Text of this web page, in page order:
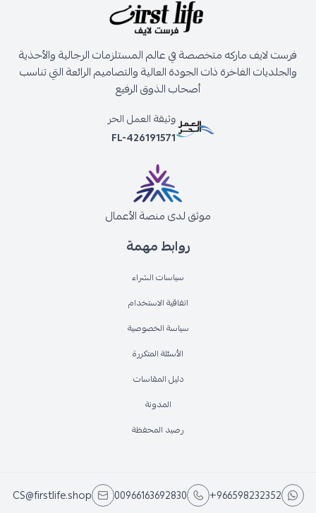
روابط مهمة
سياسات الشراء
اتفاقية الاستخدام
سياسة الخصوصية
الأسئلة المتكررة
دليل المقاسات
المدونة
رصيد المحفظة
فرست لايف ماركه متخصصة في عالم المستلزمات الرجالية والأحذية
والجلديات الفاخرة ذات الجودة العالية والتصاميم الرائعة التي تناسب
أصحاب الذوق الرفيع
وثيقة العمل الحر
FL-426191571
موثق لدى منصة الأعمال
+966598232352
00966163692830
CS@firstlife.shop